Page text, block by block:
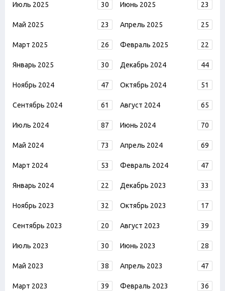
Июль 2025 30 Июнь 2025 23
Май 2025 23 Апрель 2025 25
Март 2025 26 Февраль 2025 22
Январь 2025 30 Декабрь 2024 44
Ноябрь 2024 47 Октябрь 2024 51
Сентябрь 2024 61 Август 2024 65
Июль 2024 87 Июнь 2024 70
Май 2024 73 Апрель 2024 69
Март 2024 53 Февраль 2024 47
Январь 2024 22 Декабрь 2023 33
Ноябрь 2023 32 Октябрь 2023 17
Сентябрь 2023 20 Август 2023 39
Июль 2023 30 Июнь 2023 28
Май 2023 38 Апрель 2023 47
Март 2023 39 Февраль 2023 36